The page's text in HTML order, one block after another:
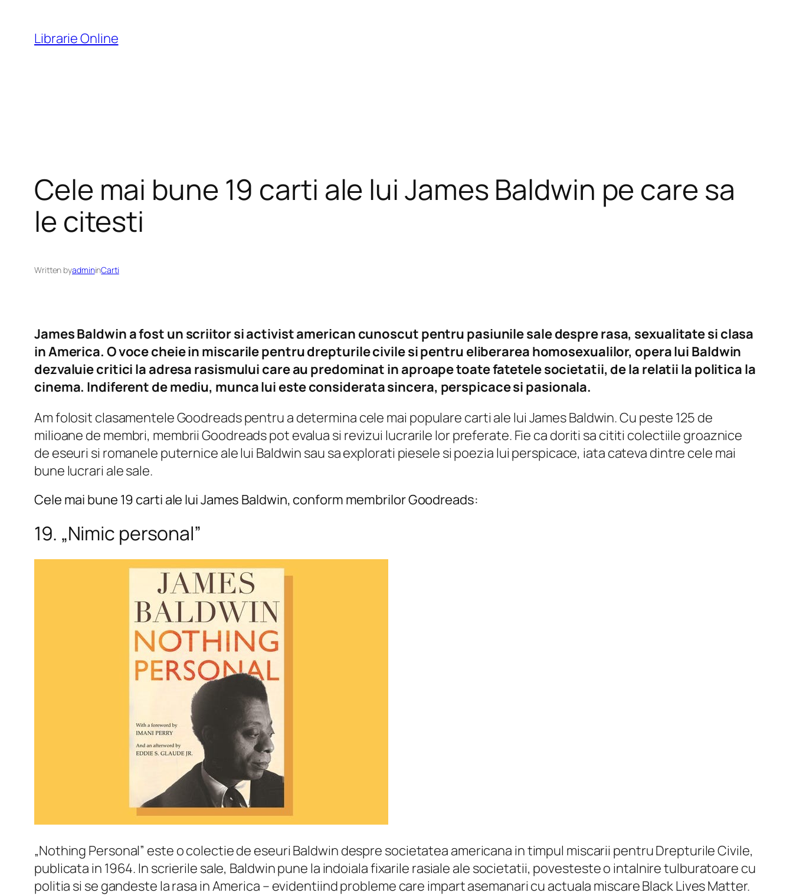
content
Librarie Online
Cele mai bune 19 carti ale lui James Baldwin pe care sa
le citesti
Written byadmininCarti
James Baldwin a fost un scriitor si activist american cunoscut pentru pasiunile sale despre rasa, sexualitate si clasa
in America. O voce cheie in miscarile pentru drepturile civile si pentru eliberarea homosexualilor, opera lui Baldwin
dezvaluie critici la adresa rasismului care au predominat in aproape toate fatetele societatii, de la relatii la politica la
cinema. Indiferent de mediu, munca lui este considerata sincera, perspicace si pasionala.
Am folosit clasamentele Goodreads pentru a determina cele mai populare carti ale lui James Baldwin. Cu peste 125 de
milioane de membri, membrii Goodreads pot evalua si revizui lucrarile lor preferate. Fie ca doriti sa cititi colectiile groaznice
de eseuri si romanele puternice ale lui Baldwin sau sa explorati piesele si poezia lui perspicace, iata cateva dintre cele mai
bune lucrari ale sale.
Cele mai bune 19 carti ale lui James Baldwin, conform membrilor Goodreads:
19. „Nimic personal”
„Nothing Personal” este o colectie de eseuri Baldwin despre societatea americana in timpul miscarii pentru Drepturile Civile,
publicata in 1964. In scrierile sale, Baldwin pune la indoiala fixarile rasiale ale societatii, povesteste o intalnire tulburatoare cu
politia si se gandeste la rasa in America – evidentiind probleme care impart asemanari cu actuala miscare Black Lives Matter.